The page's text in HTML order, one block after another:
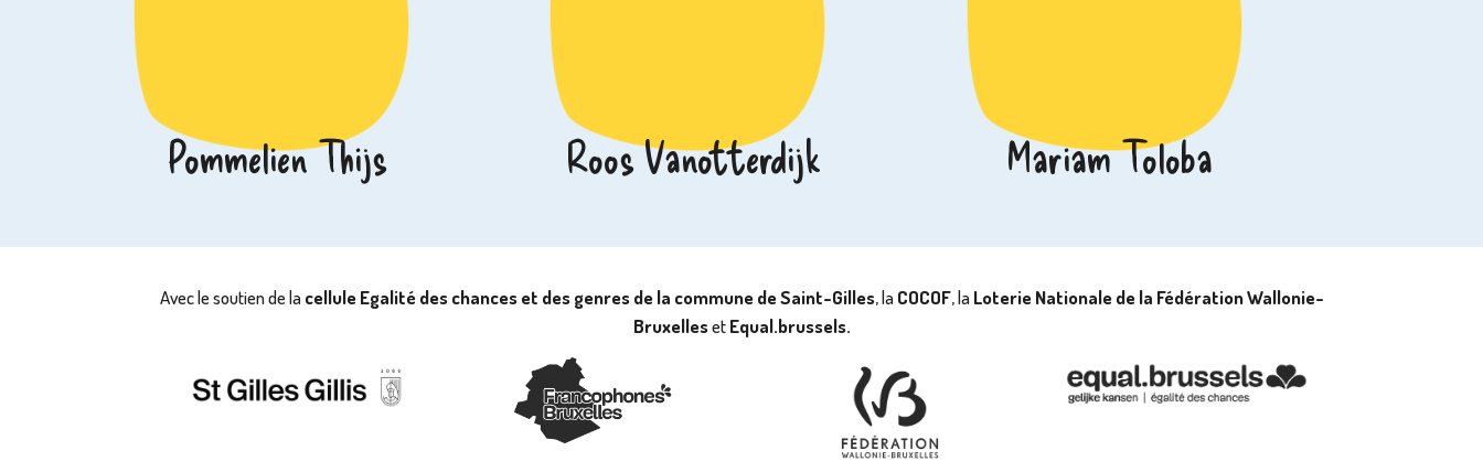
Pommelien Thijs Roos Vanotterdijk Mariam Toloba
Avec le soutien de lacellule Egalité des chances et des genres de la commune de Saint-Gilles, laCOCOF, laLoterie Nationale de la Fédération Wallonie-
BruxellesetEqual.brussels.